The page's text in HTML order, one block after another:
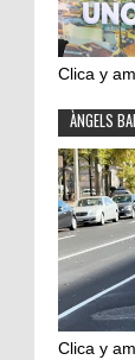
Clica y
ÀNGELS
Clica y